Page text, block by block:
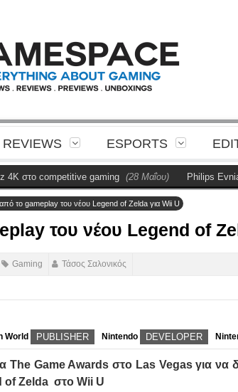
REVIEWS ESPORTS
gaming (28 Μαΐου) Philips Evnia
το gameplay του νέου Legend of Zelda για Wii U
του νέου Legend of
Gaming Τάσος Σαλονικός
World PUBLISHER Nintendo DEVELOPER
The Game Awards στο Las Vegas για να
of Zelda στο Wii U